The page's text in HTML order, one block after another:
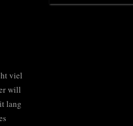
viel
will
lang